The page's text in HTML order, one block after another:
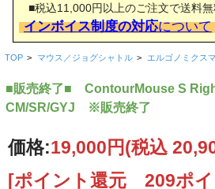
■税込11,000円以上のご注文で送料
インボイス制度の対応について
TOP > マウス／ジョグシャトル > エルゴノミクス
■販売終了■ ContourMouse S
CM/SR/GYJ ※販売終了
価格:19,000円(税込
[ポイント還元 209ポ